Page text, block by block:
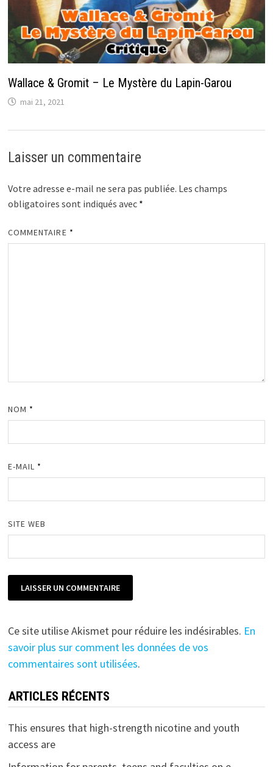
Wallace & Gromit – Le Mystère du Lapin-Garou
mai 21, 2021
Laisser un commentaire
Votre adresse e-mail ne sera pas publiée. Les champs
obligatoires sont indiqués avec *
COMMENTAIRE *
NOM *
E-MAIL *
SITE WEB
Ce site utilise Akismet pour réduire les indésirables. En
savoir plus sur comment les données de vos
commentaires sont utilisées.
ARTICLES RÉCENTS
This ensures that high-strength nicotine and youth
access are